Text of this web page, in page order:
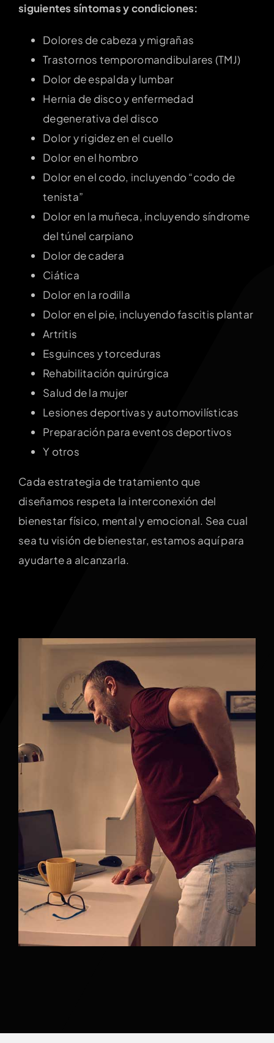
siguientes síntomas y condiciones:
Dolores de cabeza y migrañas
Trastornos temporomandibulares (TMJ)
Dolor de espalda y lumbar
Hernia de disco y enfermedad
degenerativa del disco
Dolor y rigidez en el cuello
Dolor en el hombro
Dolor en el codo, incluyendo “codo de
tenista”
Dolor en la muñeca, incluyendo síndrome
del túnel carpiano
Dolor de cadera
Ciática
Dolor en la rodilla
Dolor en el pie, incluyendo fascitis plantar
Artritis
Esguinces y torceduras
Rehabilitación quirúrgica
Salud de la mujer
Lesiones deportivas y automovilísticas
Preparación para eventos deportivos
Y otros
Cada estrategia de tratamiento que
diseñamos respeta la interconexión del
bienestar físico, mental y emocional. Sea cual
sea tu visión de bienestar, estamos aquí para
ayudarte a alcanzarla.